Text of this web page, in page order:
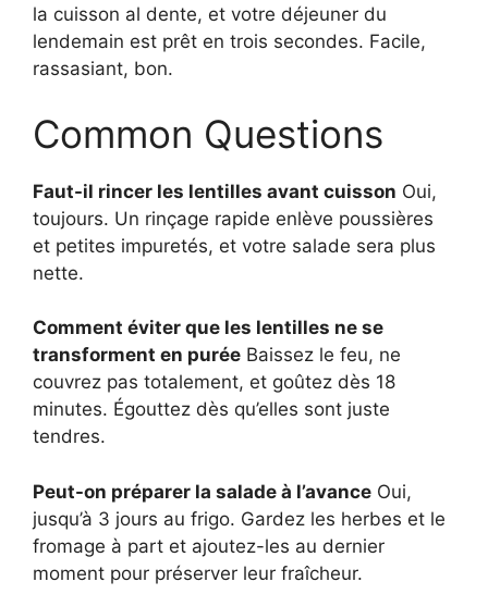
la cuisson al dente, et votre déjeuner du
lendemain est prêt en trois secondes. Facile,
rassasiant, bon.
Common Questions
Faut-il rincer les lentilles avant cuisson Oui,
toujours. Un rinçage rapide enlève poussières
et petites impuretés, et votre salade sera plus
nette.
Comment éviter que les lentilles ne se
transforment en purée Baissez le feu, ne
couvrez pas totalement, et goûtez dès 18
minutes. Égouttez dès qu’elles sont juste
tendres.
Peut-on préparer la salade à l’avance Oui,
jusqu’à 3 jours au frigo. Gardez les herbes et le
fromage à part et ajoutez-les au dernier
moment pour préserver leur fraîcheur.